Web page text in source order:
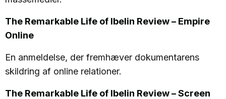
The Remarkable Life of Ibelin Review – Empire
Online
En anmeldelse, der fremhæver dokumentarens
skildring af online relationer.
The Remarkable Life of Ibelin Review – Screen